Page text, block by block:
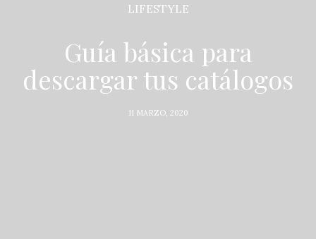
LIFESTYLE
Guía básica para
descargar tus catálogos
11 MARZO, 2020